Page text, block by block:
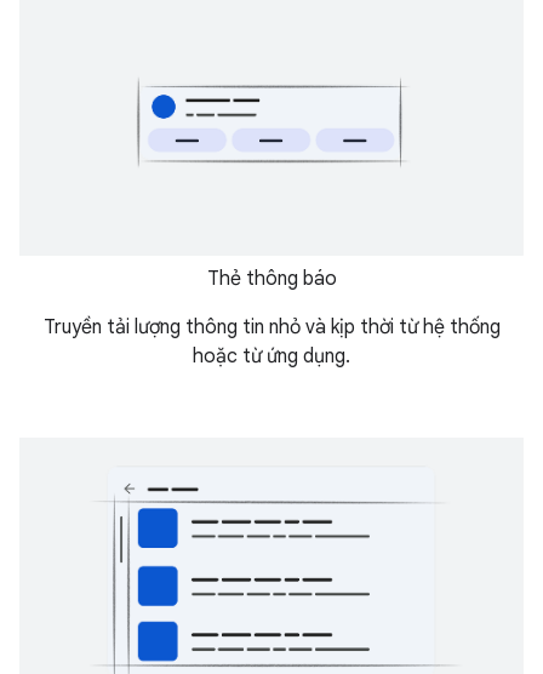
Thẻ thông báo
Truyền tải lượng thông tin nhỏ và kịp thời từ hệ thống
hoặc từ ứng dụng.